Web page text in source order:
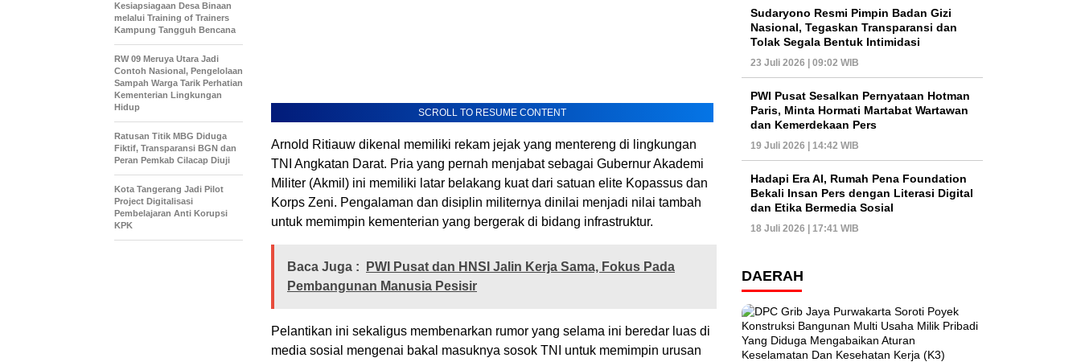
SCROLL TO RESUME CONTENT
Arnold Ritiauw dikenal memiliki rekam jejak yang mentereng di lingkungan
TNI Angkatan Darat. Pria yang pernah menjabat sebagai Gubernur Akademi
Militer (Akmil) ini memiliki latar belakang kuat dari satuan elite Kopassus dan
Korps Zeni. Pengalaman dan disiplin militernya dinilai menjadi nilai tambah
untuk memimpin kementerian yang bergerak di bidang infrastruktur.
Baca Juga :
PWI Pusat dan HNSI Jalin Kerja Sama, Fokus Pada
Pembangunan Manusia Pesisir
Pelantikan ini sekaligus membenarkan rumor yang selama ini beredar luas di
media sosial mengenai bakal masuknya sosok TNI untuk memimpin urusan
Kesiapsiagaan Desa Binaan
melalui Training of Trainers
Kampung Tangguh Bencana
RW 09 Meruya Utara Jadi
Contoh Nasional, Pengelolaan
Sampah Warga Tarik Perhatian
Kementerian Lingkungan
Hidup
Ratusan Titik MBG Diduga
Fiktif, Transparansi BGN dan
Peran Pemkab Cilacap Diuji
Kota Tangerang Jadi Pilot
Project Digitalisasi
Pembelajaran Anti Korupsi
KPK
Sudaryono Resmi Pimpin Badan Gizi
Nasional, Tegaskan Transparansi dan
Tolak Segala Bentuk Intimidasi
23 Juli 2026 | 09:02 WIB
PWI Pusat Sesalkan Pernyataan Hotman
Paris, Minta Hormati Martabat Wartawan
dan Kemerdekaan Pers
19 Juli 2026 | 14:42 WIB
Hadapi Era AI, Rumah Pena Foundation
Bekali Insan Pers dengan Literasi Digital
dan Etika Bermedia Sosial
18 Juli 2026 | 17:41 WIB
DAERAH